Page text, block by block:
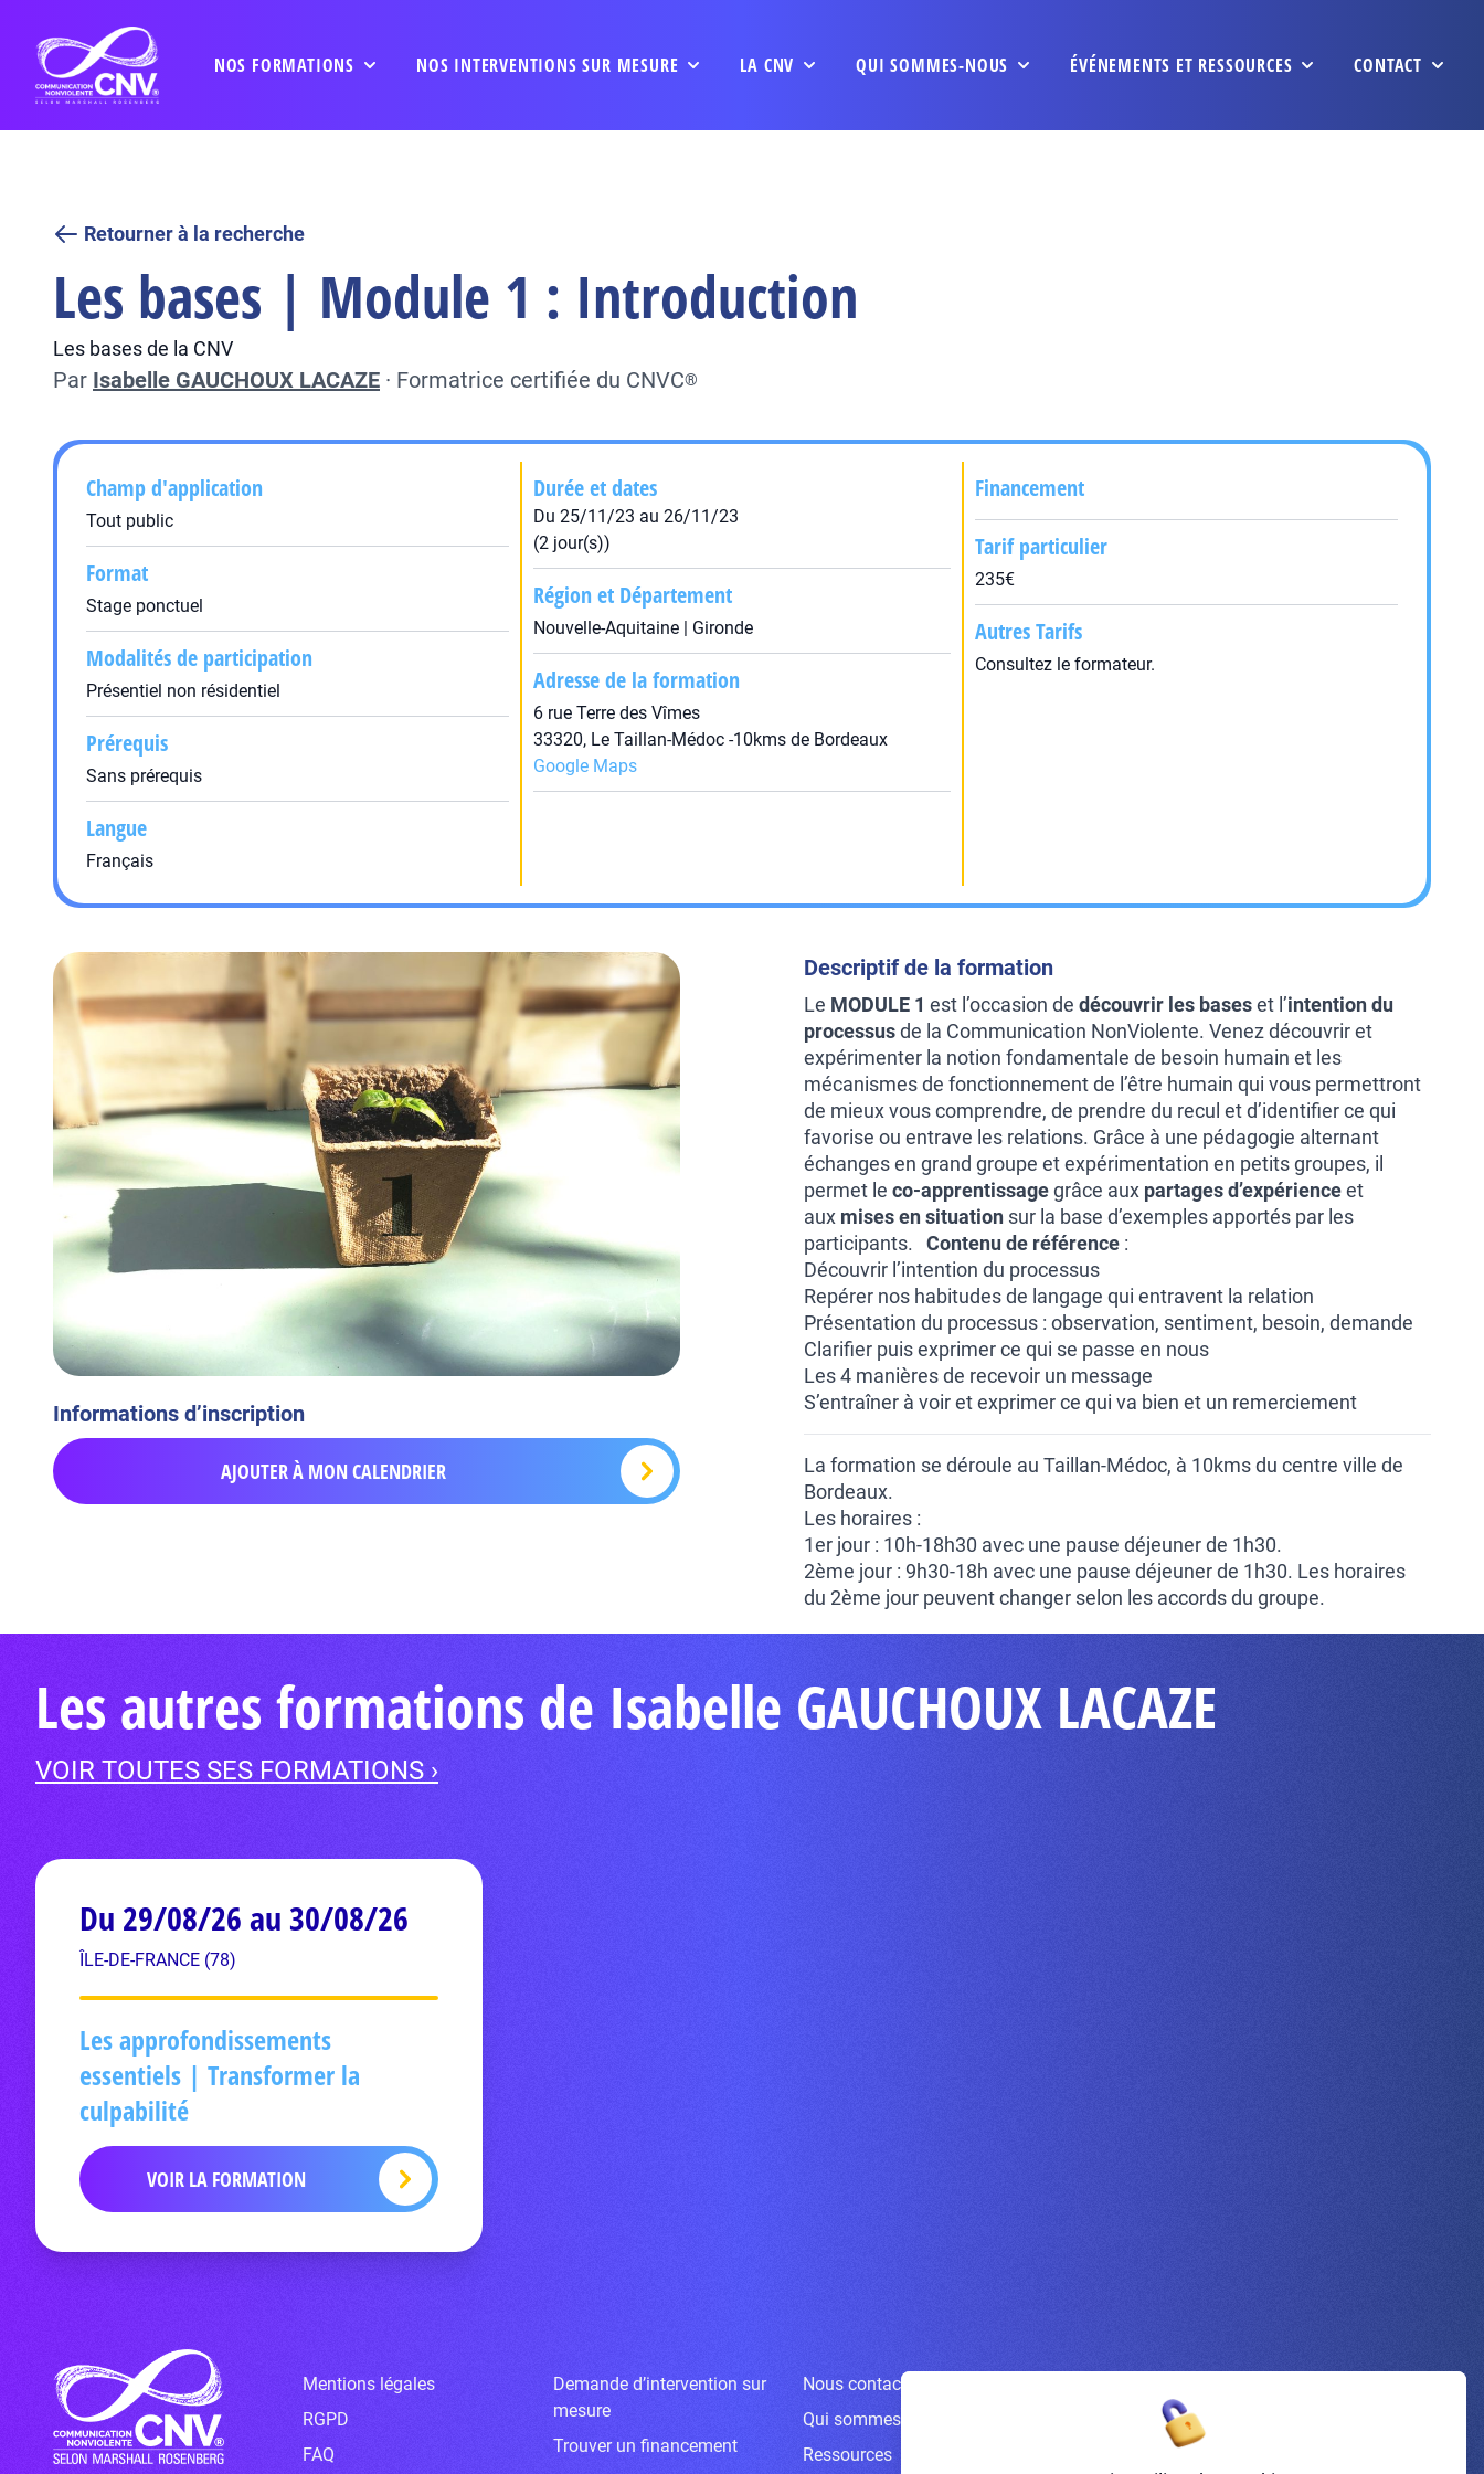
NOS FORMATIONS NOS INTERVENTIONS SUR MESURE LA CNV QUI SOMMES-NOUS ÉVÉNEMENTS ET RESSOURCES CONTACT
Retourner à la recherche
Les bases | Module 1 : Introduction
Les bases de la CNV
Par Isabelle GAUCHOUX LACAZE · Formatrice certifiée du CNVC®
Champ d'application
Tout public
Format
Stage ponctuel
Modalités de participation
Présentiel non résidentiel
Prérequis
Sans prérequis
Langue
Français
Durée et dates
Du 25/11/23 au 26/11/23
(2 jour(s))
Région et Département
Nouvelle-Aquitaine | Gironde
Adresse de la formation
6 rue Terre des Vîmes
33320, Le Taillan-Médoc -10kms de Bordeaux
Google Maps
Financement
Tarif particulier
235€
Autres Tarifs
Consultez le formateur.
Informations d’inscription
AJOUTER À MON CALENDRIER
Descriptif de la formation
Le MODULE 1 est l’occasion de découvrir les baseset l’intention du
processusde la Communication NonViolente. Venez découvrir et
expérimenter la notion fondamentale de besoin humain et les
mécanismes de fonctionnement de l’être humain qui vous permettront
de mieux vous comprendre, de prendre du recul et d’identifier ce qui
favorise ou entrave les relations. Grâce à une pédagogie alternant
échanges en grand groupe et expérimentation en petits groupes, il
permet le co-apprentissagegrâce aux partages d’expérienceet
aux mises en situation sur la base d’exemples apportés par les
participants. Contenu de référence :
Découvrir l’intention du processus
Repérer nos habitudes de langage qui entravent la relation
Présentation du processus : observation, sentiment, besoin, demande
Clarifier puis exprimer ce qui se passe en nous
Les 4 manières de recevoir un message
S’entraîner à voir et exprimer ce qui va bien et un remerciement
La formation se déroule au Taillan-Médoc, à 10kms du centre ville de
Bordeaux.
Les horaires :
1er jour : 10h-18h30 avec une pause déjeuner de 1h30.
2ème jour : 9h30-18h avec une pause déjeuner de 1h30. Les horaires
du 2ème jour peuvent changer selon les accords du groupe.
Les autres formations de Isabelle GAUCHOUX LACAZE
VOIR TOUTES SES FORMATIONS ›
Du 29/08/26 au 30/08/26
ÎLE-DE-FRANCE (78)
Les approfondissements
essentiels | Transformer la
culpabilité
VOIR LA FORMATION
Mentions légales
RGPD
FAQ
Demande d’intervention sur
mesure
Trouver un financement
Nous contacter
Qui sommes-nous ?
Ressources